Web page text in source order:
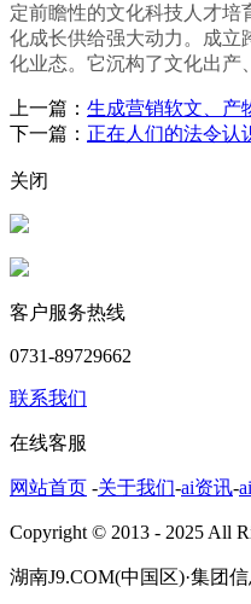
定前瞻性的文化科技人才培
化成长供给强大动力。成立
化业态。它沉构了文化出产
上一篇： 生成营销软文、产
下一篇： 正在人们的法令认
关闭
客户服务热线
0731-89729662
联系我们
在线客服
网站首页 -关于我们-ai资讯-
Copyright © 2013 - 2025 All
湖南J9.COM(中国区)·集团